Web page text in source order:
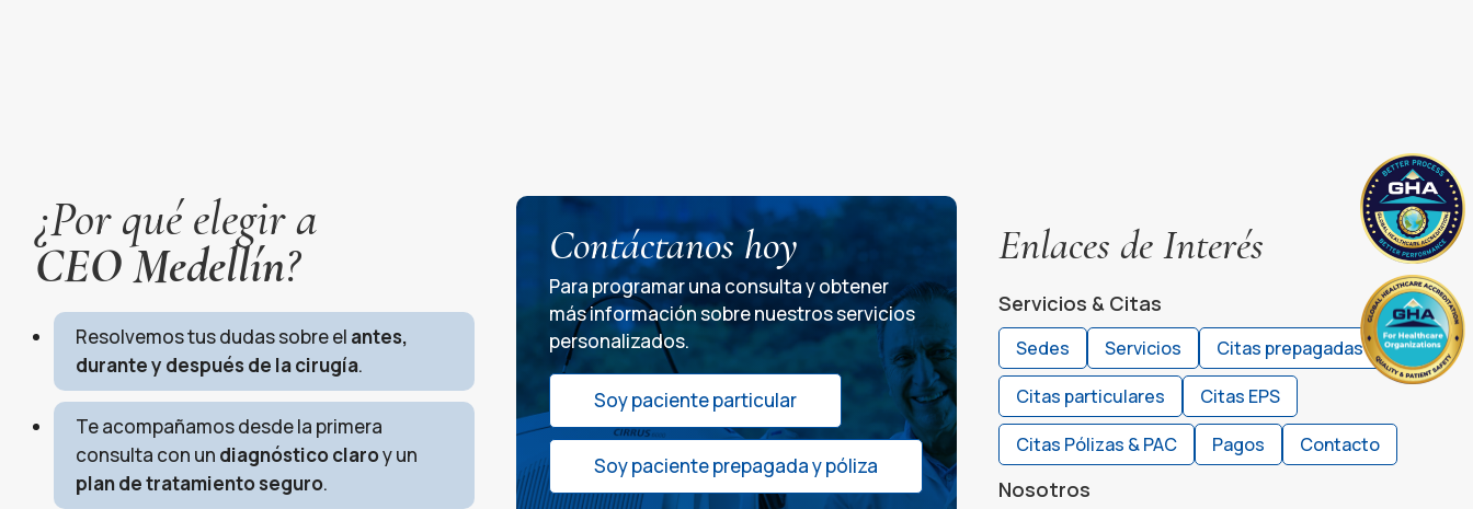
¿Por qué elegir a
CEO Medellín?
Resolvemos tus dudas sobre el antes,
durante y después de la cirugía.
Te acompañamos desde la primera
consulta con un diagnóstico claroy un
plan de tratamiento seguro.
Contáctanos hoy
Para programar una consulta y obtener
más información sobre nuestros servicios
personalizados.
Soy paciente particular
Soy paciente prepagada y póliza
Enlaces de Interés
Servicios & Citas
Sedes Servicios
Citas prepagadas
Citas particulares
Citas EPS
Citas Pólizas & PAC
Pagos Contacto
Nosotros